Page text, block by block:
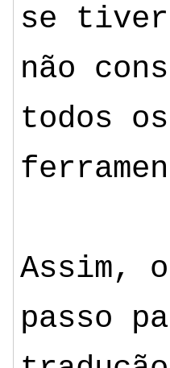
se
não
todos
Assim,
passo